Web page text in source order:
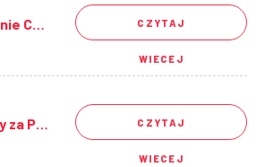
Walne Zgromadzenie Członków PTNT CZYTAJ
WIECEJ
Konkurs o Nagrody za Publikacje Polskiego Towarzystwa Nadciśnienia Tętniczego 2024 CZYTAJ
WIECEJ